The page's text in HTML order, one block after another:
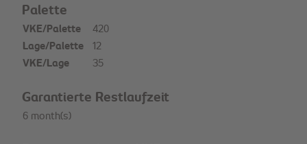
Palette
VKE/Palette
420
Lage/Palette
12
VKE/Lage
35
Garantierte Restlaufzeit
6 month(s)